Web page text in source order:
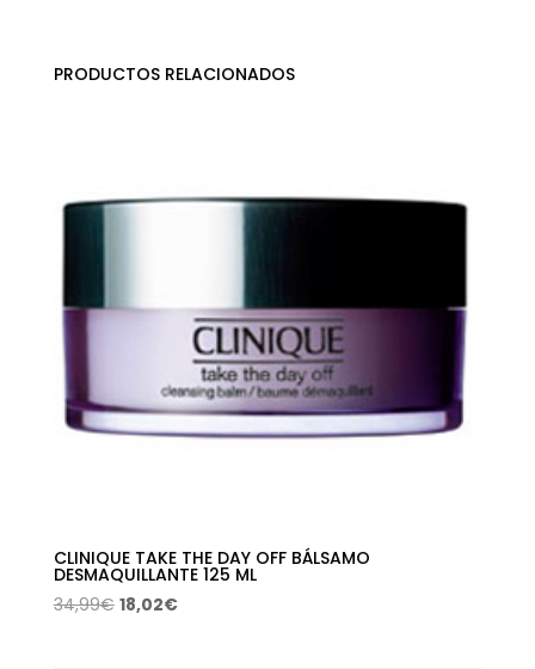
PRODUCTOS RELACIONADOS
CLINIQUE TAKE THE DAY OFF BÁLSAMO
DESMAQUILLANTE 125 ML
34,99€ El
18,02€El